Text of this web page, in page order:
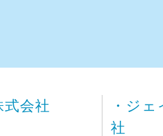
式会社
・ジ
社